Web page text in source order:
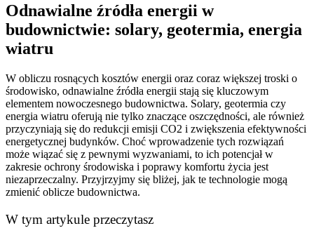
Odnawialne źródła energii w
budownictwie: solary, geotermia, energia
wiatru
W obliczu rosnących kosztów energii oraz coraz większej troski o
środowisko, odnawialne źródła energii stają się kluczowym
elementem nowoczesnego budownictwa. Solary, geotermia czy
energia wiatru oferują nie tylko znaczące oszczędności, ale również
przyczyniają się do redukcji emisji CO2 i zwiększenia efektywności
energetycznej budynków. Choć wprowadzenie tych rozwiązań
może wiązać się z pewnymi wyzwaniami, to ich potencjał w
zakresie ochrony środowiska i poprawy komfortu życia jest
niezaprzeczalny. Przyjrzyjmy się bliżej, jak te technologie mogą
zmienić oblicze budownictwa.
W tym artykule przeczytasz